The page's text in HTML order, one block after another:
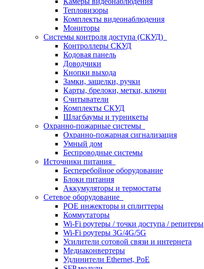
Тепловизоры
Комплекты видеонаблюдения
Мониторы
Системы контроля доступа (СКУД)
Контроллеры СКУД
Кодовая панель
Доводчики
Кнопки выхода
Замки, защелки, ручки
Карты, брелоки, метки, ключи
Считыватели
Комплекты СКУД
Шлагбаумы и турникеты
Охранно-пожарные системы
Охранно-пожарная сигнализация
Умный дом
Беспроводные системы
Источники питания
Бесперебойное оборудование
Блоки питания
Аккумуляторы и термостаты
Сетевое оборудование
POE инжекторы и сплиттеры
Коммутаторы
Wi-Fi роутеры / точки доступа / репитеры
Wi-Fi роутеры 3G/4G/5G
Усилители сотовой связи и интернета
Медиаконвертеры
Удлинители Ethernet, PoE